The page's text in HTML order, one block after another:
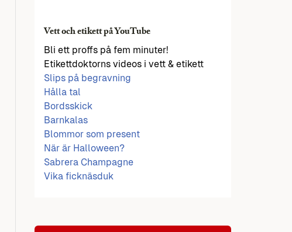
Vett och etikett på YouTube
Bli ett proffs på fem minuter!
Etikettdoktorns videos i vett & etikett
Slips på begravning
Hålla tal
Bordsskick
Barnkalas
Blommor som present
När är Halloween?
Sabrera Champagne
Vika ficknäsduk